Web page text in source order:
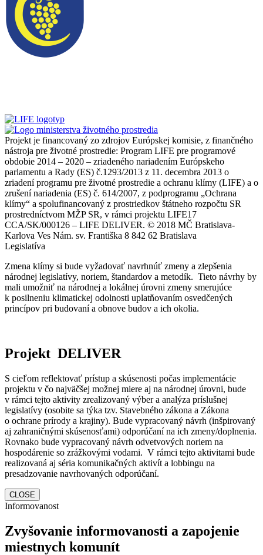
Projekt je financovaný zo zdrojov Európskej komisie, z finančného
nástroja pre životné prostredie: Program LIFE pre programové
obdobie 2014 – 2020 – zriadeného nariadením Európskeho
parlamentu a Rady (ES) č.1293/2013 z 11. decembra 2013 o
zriadení programu pre životné prostredie a ochranu klímy (LIFE) a o
zrušení nariadenia (ES) č. 614/2007, z podprogramu „Ochrana
klímy“ a spolufinancovaný z prostriedkov štátneho rozpočtu SR
prostredníctvom MŽP SR, v rámci projektu LIFE17
CCA/SK/000126 – LIFE DELIVER. © 2018 MČ Bratislava-
Karlova Ves Nám. sv. Františka 8 842 62 Bratislava
Legislatíva
Zmena klímy si bude vyžadovať navrhnúť zmeny a zlepšenia
národnej legislatívy, noriem, štandardov a metodík. Tieto návrhy by
mali umožniť na národnej a lokálnej úrovni zmeny smerujúce
k posilneniu klimatickej odolnosti uplatňovaním osvedčených
princípov pri budovaní a obnove budov a ich okolia.
Projekt DELIVER
S cieľom reflektovať prístup a skúsenosti počas implementácie
projektu v čo najväčšej možnej miere aj na národnej úrovni, bude
v rámci tejto aktivity zrealizovaný výber a analýza príslušnej
legislatívy (osobite sa týka tzv. Stavebného zákona a Zákona
o ochrane prírody a krajiny). Bude vypracovaný návrh (inšpirovaný
aj zahraničnými skúsenosťami) odporúčaní na ich zmeny/doplnenia.
Rovnako bude vypracovaný návrh odvetvových noriem na
hospodárenie so zrážkovými vodami. V rámci tejto aktivitami bude
realizovaná aj séria komunikačných aktivít a lobbingu na
presadzovanie navrhovaných odporúčaní.
CLOSE
Informovanost
Zvyšovanie informovanosti a zapojenie
miestnych komunít